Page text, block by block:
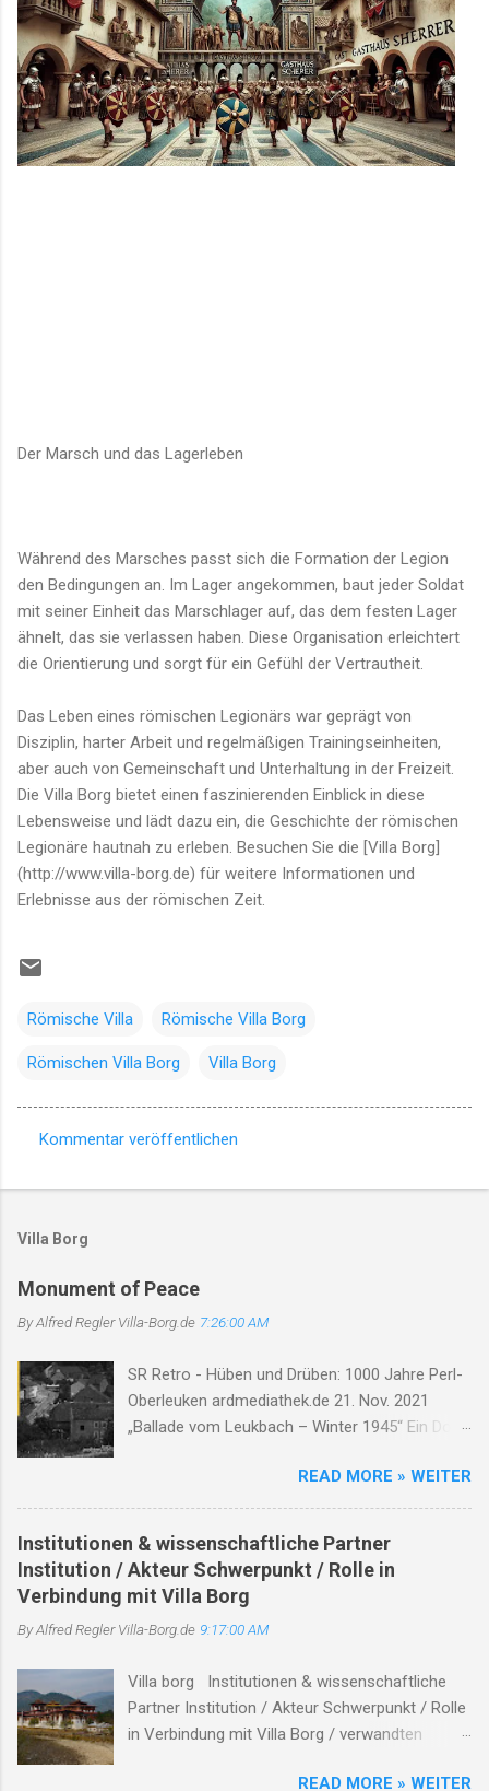
Der Marsch und das Lagerleben
Während des Marsches passt sich die Formation der Legion
den Bedingungen an. Im Lager angekommen, baut jeder Soldat
mit seiner Einheit das Marschlager auf, das dem festen Lager
ähnelt, das sie verlassen haben. Diese Organisation erleichtert
die Orientierung und sorgt für ein Gefühl der Vertrautheit.
Das Leben eines römischen Legionärs war geprägt von
Disziplin, harter Arbeit und regelmäßigen Trainingseinheiten,
aber auch von Gemeinschaft und Unterhaltung in der Freizeit.
Die Villa Borg bietet einen faszinierenden Einblick in diese
Lebensweise und lädt dazu ein, die Geschichte der römischen
Legionäre hautnah zu erleben. Besuchen Sie die [Villa Borg]
(http://www.villa-borg.de) für weitere Informationen und
Erlebnisse aus der römischen Zeit.
Römische Villa Römische Villa Borg
Römischen Villa Borg Villa Borg
o
e
n
a
r
e
Kommentar veröffentlichen
Villa Borg
Monument of Peace
By Alfred ReglerVilla-Borg.de 7:26:00 AM
SR Retro - Hüben und Drüben: 1000 Jahre Perl-
Oberleuken ardmediathek.de 21. Nov. 2021
„Ballade vom Leukbach – Winter 1945“ Ein Dorf,
Luft so rau. Der Leukbach fließt, doch trägt nun
Leid, durch Trümmer, Tod und Einsamkeit. Im
Schatten des Orscholzriegels' Macht, hat Krieg
das Dorf zur Ruh gebracht. Oberleuken, einst so
still, liegt nun in Schutt, erfüllt vom Will'. Die
Häuser brennen, Felder leer, der Himmel weint,
die Herzen schwer. Der Bach, er fließt durch
allein. Soldaten kamen, zogen fort, zurück blieb
nur ein öder Ort. Der Leukbach, Zeuge dieser
Zeit, erzählt von Schmerz und Bitterkeit. Doch
READ MORE » WEITER
Institutionen & wissenschaftliche Partner
Institution / Akteur Schwerpunkt / Rolle in
Verbindung mit Villa Borg
By Alfred ReglerVilla-Borg.de 9:17:00 AM
Villa borg Institutionen & wissenschaftliche
Partner Institution / Akteur Schwerpunkt / Rolle
in Verbindung mit Villa Borg / verwandten
Merzig-Wadern Träger des Archäologieparks
READ MORE » WEITER